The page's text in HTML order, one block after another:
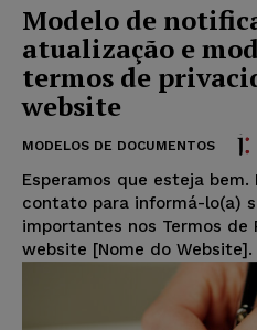
Modelo de
atualização e
termos de
website
MODELOS DE DOCUMENTOS
Esperamos que esteja
contato para informá-lo(a)
importantes nos Termos de
website [Nome do Website].